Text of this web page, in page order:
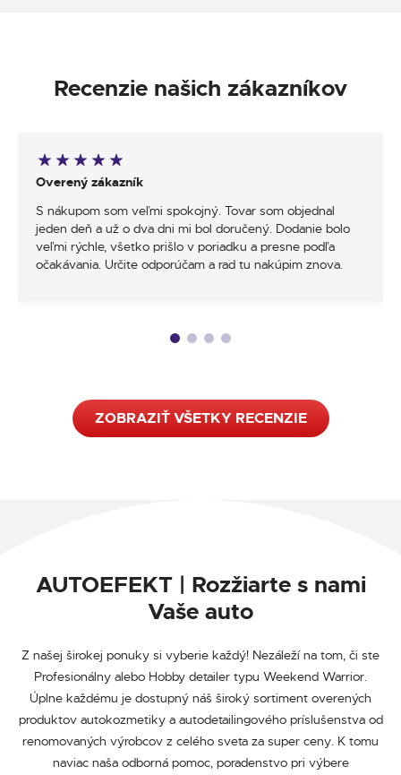
Recenzie našich zákazníkov
Overený zákazník
S nákupom som veľmi spokojný. Tovar som objednal
jeden deň a už o dva dni mi bol doručený. Dodanie bolo
veľmi rýchle, všetko prišlo v poriadku a presne podľa
očakávania. Určite odporúčam a rad tu nakúpim znova.
ZOBRAZIŤ VŠETKY RECENZIE
AUTOEFEKT | Rozžiarte s nami
Vaše auto
Z našej širokej ponuky si vyberie každý! Nezáleží na tom, či ste
Profesionálny alebo Hobby detailer typu Weekend Warrior.
Úplne každému je dostupný náš široký sortiment overených
produktov autokozmetiky a autodetailingového príslušenstva od
renomovaných výrobcov z celého sveta za super ceny. K tomu
naviac naša odborná pomoc, poradenstvo pri výbere